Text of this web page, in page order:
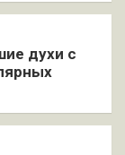
духи с